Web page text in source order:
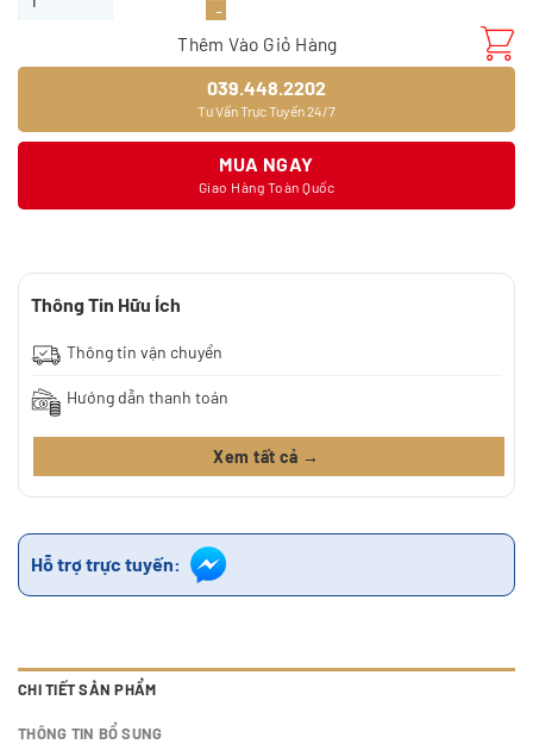
Thêm Vào Giỏ Hàng
039.448.2202
Tư Vấn Trực Tuyến 24/7
MUA NGAY
Giao Hàng Toàn Quốc
Thông Tin Hữu Ích
Thông tin vận chuyển
Hướng dẫn thanh toán
Xem tất cả →
Hỗ trợ trực tuyến:
CHI TIẾT SẢN PHẨM
THÔNG TIN BỔ SUNG